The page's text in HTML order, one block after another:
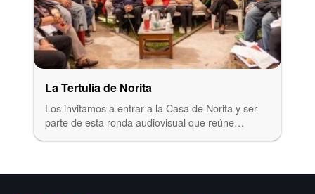
La Tertulia de Norita
Los invitamos a entrar a la Casa de Norita y ser
parte de esta ronda audiovisual que reúne…